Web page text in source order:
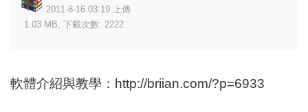
2011-8-16 03:19 上傳
1.03 MB, 下載次數: 2222
軟體介紹與教學： http://briian.com/?p=6933